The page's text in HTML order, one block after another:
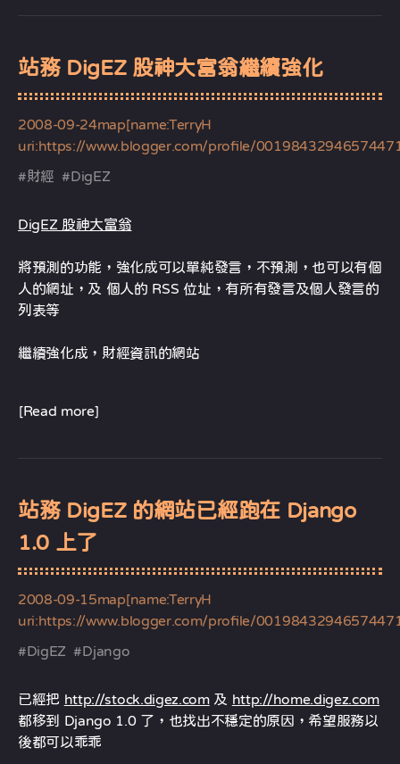
站務 DigEZ 股神大富翁繼續強化
2008-09-24map[name:TerryH
uri:https://www.blogger.com/profile/
#財經 #DigEZ
DigEZ 股神大富翁
將預測的功能，強化成可以單純發言，不預測，也可以有個
人的網址，及 個人的 RSS 位址，有所有發言及個人發言的
列表等
繼續強化成，財經資訊的網站
[Read more]
站務 DigEZ 的網站已經跑在 Django
1.0 上了
2008-09-15map[name:TerryH
uri:https://www.blogger.com/profile/
#DigEZ #Django
已經把 http://stock.digez.com及 http://home.digez.com
都移到 Django 1.0 了，也找出不穩定的原因，希望服務以
後都可以乖乖